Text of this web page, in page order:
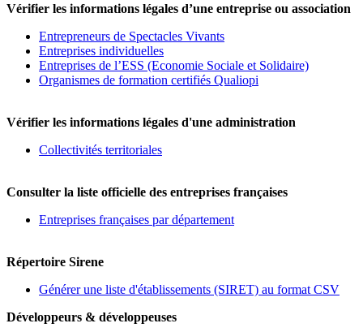
Vérifier les informations légales d’une entreprise ou association
Entrepreneurs de Spectacles Vivants
Entreprises individuelles
Entreprises de l’ESS (Economie Sociale et Solidaire)
Organismes de formation certifiés Qualiopi
Vérifier les informations légales d'une administration
Collectivités territoriales
Consulter la liste officielle des entreprises françaises
Entreprises françaises par département
Répertoire Sirene
Générer une liste d'établissements (SIRET) au format CSV
Développeurs & développeuses